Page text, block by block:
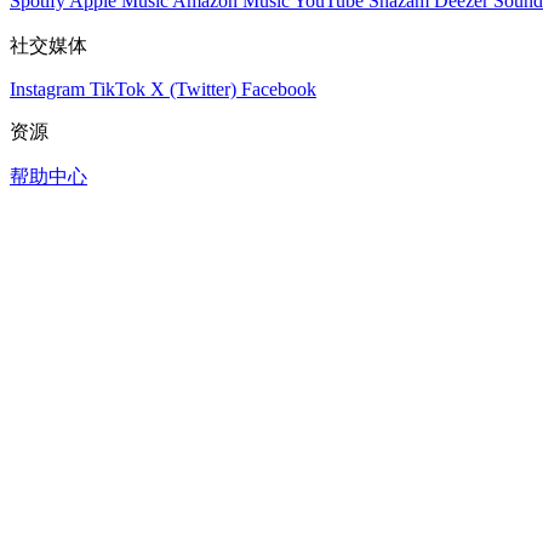
社交媒体
Instagram TikTok X (Twitter) Facebook
资源
帮助中心